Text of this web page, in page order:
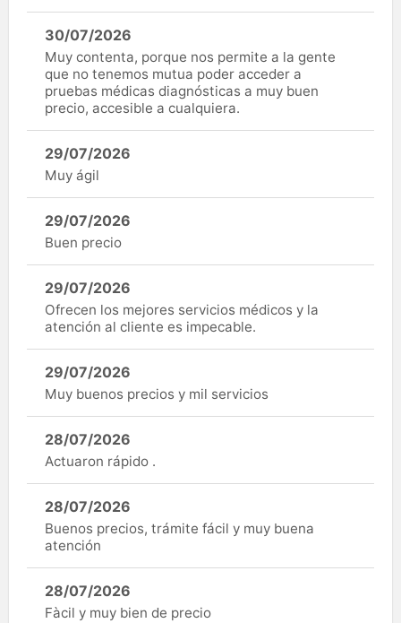
30/07/2026
Muy contenta, porque nos permite a la gente
que no tenemos mutua poder acceder a
pruebas médicas diagnósticas a muy buen
precio, accesible a cualquiera.
29/07/2026
Muy ágil
29/07/2026
Buen precio
29/07/2026
Ofrecen los mejores servicios médicos y la
atención al cliente es impecable.
29/07/2026
Muy buenos precios y mil servicios
28/07/2026
Actuaron rápido .
28/07/2026
Buenos precios, trámite fácil y muy buena
atención
28/07/2026
Fàcil y muy bien de precio